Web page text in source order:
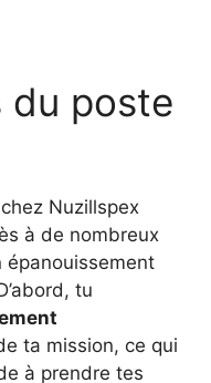
du poste
Nuzillspex
à de nombreux
épanouissement
tu
ta mission, ce qui
à prendre tes